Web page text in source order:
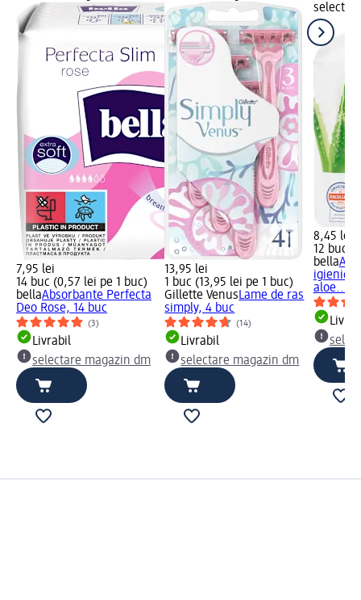
7,95 lei
14 buc (0,57 lei pe 1 buc)
bellaAbsorbante Perfecta
Deo Rose, 14 buc
(3)
Livrabil
selectare magazin dm
13,95 lei
1 buc (13,95 lei pe 1 buc)
Gillette VenusLame de ras
simply, 4 buc
(14)
Livrabil
selectare magazin dm
8,45 lei
12 buc
bella
igienice
aloe...,